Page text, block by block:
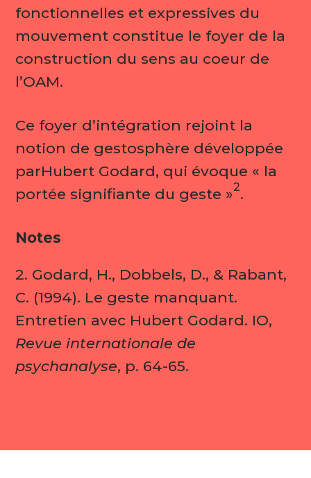
fonctionnelles et expressives du
mouvement constitue le foyer de la
construction du sens au coeur de
l’OAM.
Ce foyer d’intégration rejoint la
notion de gestosphère développée
parHubert Godard, qui évoque « la
portée signifiante du geste »2.
Notes
2. Godard, H., Dobbels, D., & Rabant,
C. (1994). Le geste manquant.
Entretien avec Hubert Godard. IO,
Revue internationale de
psychanalyse, p. 64-65.